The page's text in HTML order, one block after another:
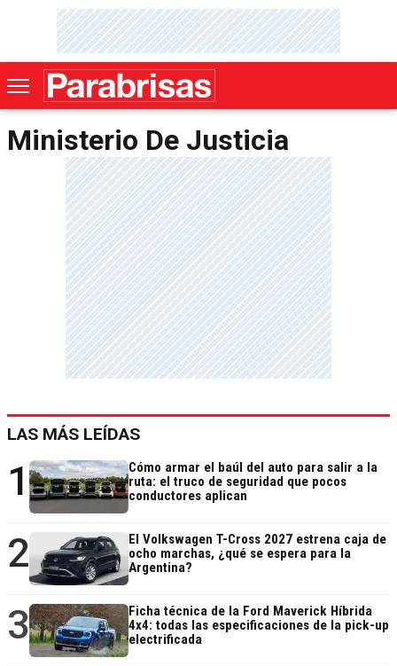
Ministerio De Justicia
LAS MÁS LEÍDAS
1
Cómo armar el baúl del auto para salir a la
ruta: el truco de seguridad que pocos
conductores aplican
2
El Volkswagen T-Cross 2027 estrena caja de
ocho marchas, ¿qué se espera para la
Argentina?
3
Ficha técnica de la Ford Maverick Híbrida
4x4: todas las especificaciones de la pick-up
electrificada